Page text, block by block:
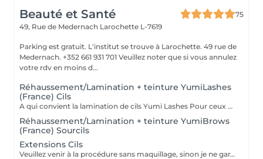
Beauté et Santé
75
49, Rue de Medernach Larochette L-7619
Parking est gratuit. L'institut se trouve à Larochette. 49 rue de
Medernach. +352 661 931 701 Veuillez noter que si vous annulez
votre rdv en moins d...
Réhaussement/Lamination + teinture YumiLashes
(France) Cils
A qui convient la lamination de cils Yumi Lashes Pour ceux qui ont: - cils courts - cils poussant droits - cils poussant vers le bas - cils clairs - avec absence de paupière - avec paupière supérieure débordante - avec des paupières « affaissées » liées à l'âge - mener une vie active - gagner du temps - ceux qui partent en vacances, en voyage Vous obtenez des cils brillants avec une belle courbe. Un peu de magie et voila
Réhaussement/Lamination + teinture YumiBrows
(France) Sourcils
Extensions Cils
Veuillez venir à la procédure sans maquillage, sinon je ne garantis pas la qualité La correction chaque 2-3 semaines, avec 50-70% cils restant / De nouvelles extensions de cils en 4 à 7 semaines. Recommandations: 1. Durant les premières 24 h après la procédure éviter le contacte directe avec du l'eau. 2. Ne pas frotter ou toucher les cils avec les mains. Ne pas dormir le visage contre l'oreiller. Si l'il pique toucher juste la paupière mobile. 3. Durant 2 jours n'est pas recommandé a fréquenter le sauna, solarium, piscine. 4. Se laver uniquement avec des produits qui ne contient pas du huile. Autour des yeux est mieux de laver avec du l'eau au savon et bourgeon de cotton. 5. N'utiliser pas le mascara. 6. Enlever uniquement chez le Master. Ne pas tirer. 8. Brosser les cils avec une brosse dédier pour ça matin et soir.